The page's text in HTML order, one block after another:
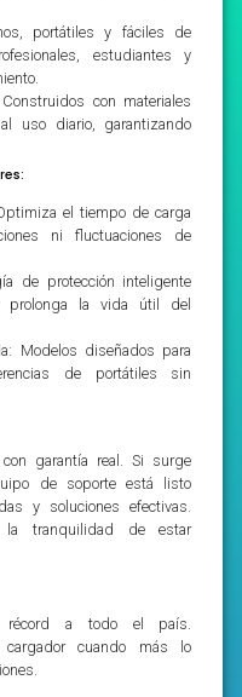
portátiles y fáciles de
estudiantes y
con materiales
uso diario, garantizando
el tiempo de carga
ni fluctuaciones de
de protección inteligente
prolonga la vida útil del
Modelos diseñados para
de portátiles sin
garantía real. Si surge
de soporte está listo
y soluciones efectivas.
la tranquilidad de estar
récord a todo el país.
cuando más lo